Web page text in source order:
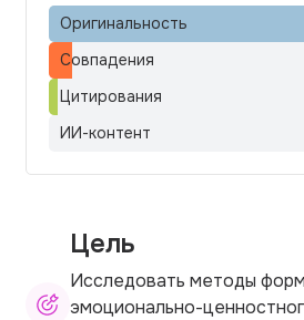
Оригинальность
Совпадения
Цитирования
ИИ-контент
Цель
Исследовать методы
эмоционально-